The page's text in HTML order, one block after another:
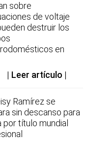
sobre
de voltaje
destruir los
en
Leer artículo
Ramírez se
sin descanso para
por título mundial